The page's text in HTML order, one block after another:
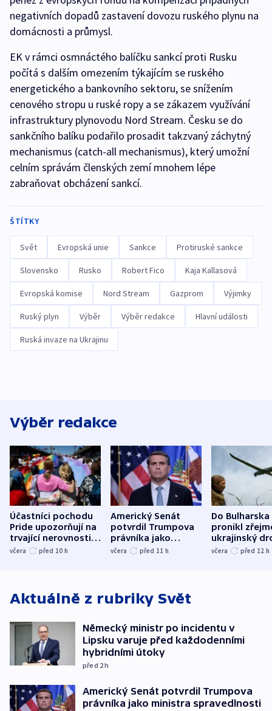
negativních dopadů zastavení dovozu ruského plynu na
domácnosti a průmysl.
EK v rámci osmnáctého balíčku sankcí proti Rusku
počítá s dalším omezením týkajícím se ruského
energetického a bankovního sektoru, se snížením
cenového stropu u ruské ropy a se zákazem využívání
infrastruktury plynovodu Nord Stream. Česku se do
sankčního balíku podařilo prosadit takzvaný záchytný
mechanismus (catch-all mechanismus), který umožní
celním správám členských zemí mnohem lépe
zabraňovat obcházení sankcí.
ŠTÍTKY
Svět Evropská unie Sankce Protiruské sankce
Slovensko Rusko Robert Fico Kaja Kallasová
Evropská komise Nord Stream Gazprom Výjimky
Ruský plyn Výběr Výběr redakce Hlavní události
Ruská invaze na Ukrajinu
Výběr redakce
Účastníci pochodu
Pride upozorňují na
trvající nerovnosti i
společenskou
včera před 10 h
Americký Senát
potvrdil Trumpova
právníka jako
ministra
včera před 11 h
Do Bulharska
pronikl
ukrajinský
explodoval
včera před 12 h
Aktuálně z rubriky Svět
Německý ministr po incidentu v
Lipsku varuje před každodenními
hybridními útoky
před 2h
Americký Senát potvrdil Trumpova
právníka jako ministra spravedlnosti